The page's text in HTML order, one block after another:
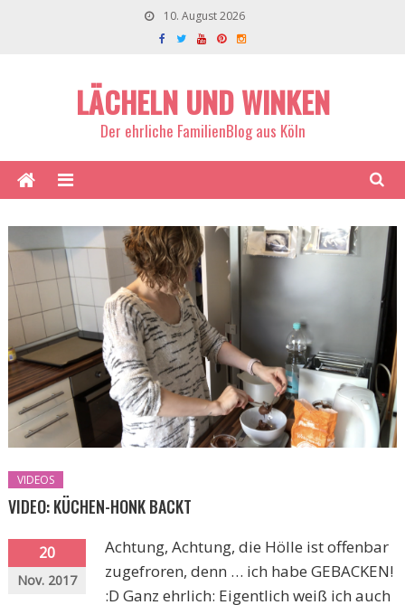
10. August 2026
LÄCHELN UND WINKEN
Der ehrliche FamilienBlog aus Köln
VIDEOS
VIDEO: KÜCHEN-HONK BACKT
20
Nov. 2017
Achtung, Achtung, die Hölle ist offenbar
zugefroren, denn … ich habe GEBACKEN!
:D Ganz ehrlich: Eigentlich weiß ich auch